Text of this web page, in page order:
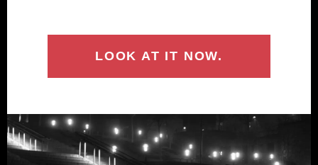
LOOK AT IT NOW.